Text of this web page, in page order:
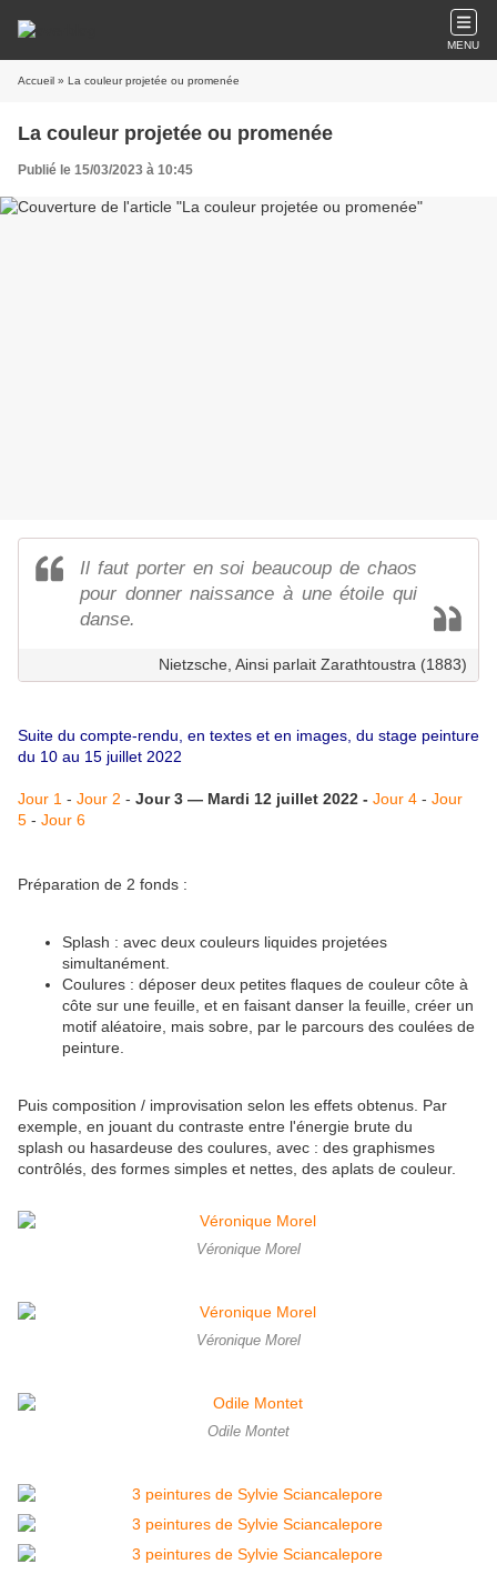
MENU
Accueil » La couleur projetée ou promenée
La couleur projetée ou promenée
Publié le 15/03/2023 à 10:45
Il faut porter en soi beaucoup de chaos
pour donner naissance à une étoile qui
danse.
Nietzsche, Ainsi parlait Zarathtoustra (1883)
Suite du compte-rendu, en textes et en images, du stage peinture
du 10 au 15 juillet 2022
Jour 1 - Jour 2 - Jour 3 — Mardi 12 juillet 2022 - Jour 4 - Jour
5 - Jour 6
Préparation de 2 fonds :
Splash : avec deux couleurs liquides projetées
simultanément.
Coulures : déposer deux petites flaques de couleur côte à
côte sur une feuille, et en faisant danser la feuille, créer un
motif aléatoire, mais sobre, par le parcours des coulées de
peinture.
Puis composition / improvisation selon les effets obtenus. Par
exemple, en jouant du contraste entre l'énergie brute du
splash ou hasardeuse des coulures, avec : des graphismes
contrôlés, des formes simples et nettes, des aplats de couleur.
Véronique Morel
Véronique Morel
Odile Montet